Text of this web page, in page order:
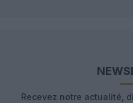
Recevez notre actualité,